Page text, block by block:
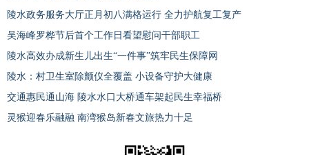
陵水政务服务大厅正月初八满格运行 全力护航复工复产
吴海峰罗桦节后首个工作日看望慰问干部职工
陵水高效办成新生儿出生“一件事”筑牢民生保障网
陵水：村卫生室除颤仪全覆盖 小设备守护大健康
交通惠民通山海 陵水水口大桥通车架起民生幸福桥
灵猴迎春乐融融 南湾猴岛新春文旅热力十足